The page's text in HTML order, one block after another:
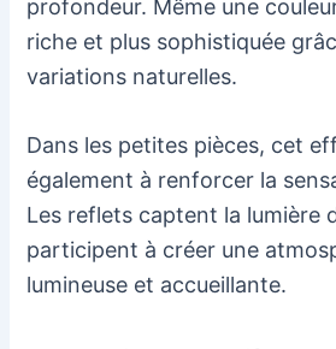
profondeur. Même une
riche et plus sophistiquée
variations naturelles.
Dans les petites pièces, cet
également à renforcer la
Les reflets captent la lumière
participent à créer une
lumineuse et accueillante.